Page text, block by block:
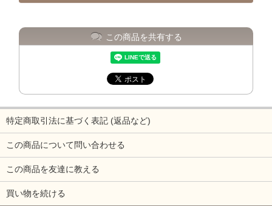
この商品を共有する
特定商取引法に基づく表記 (返品など)
この商品について問い合わせる
この商品を友達に教える
買い物を続ける